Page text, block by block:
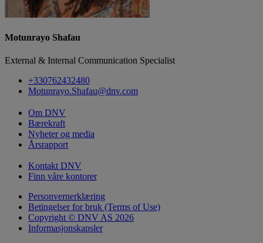
Motunrayo Shafau
External & Internal Communication Specialist
+330762432480
Motunrayo.Shafau@dnv.com
Om DNV
Bærekraft
Nyheter og media
Årsrapport
Kontakt DNV
Finn våre kontorer
Personvernerklæring
Betingelser for bruk (Terms of Use)
Copyright © DNV AS 2026
Informasjonskapsler